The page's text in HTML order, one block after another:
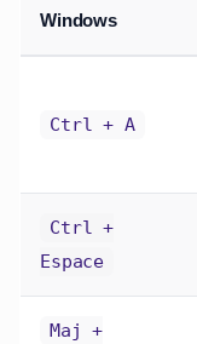
Windows
Ctrl + A
Ctrl +
Espace
Maj +